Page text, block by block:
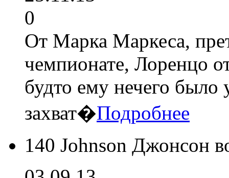
0
От Марка Маркеса,
чемпионате, Лоренцо
будто ему нечего было
захват�Подробнее
140 Johnson Джонсон